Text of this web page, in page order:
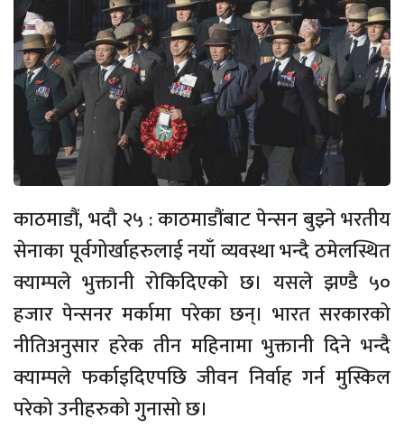
काठमाडौं, भदौ २५ : काठमाडौंबाट पेन्सन बुझ्ने भरतीय
सेनाका पूर्वगोर्खाहरुलाई नयाँ व्यवस्था भन्दै ठमेलस्थित
क्याम्पले भुक्तानी रोकिदिएको छ। यसले झण्डै ५०
हजार पेन्सनर मर्कामा परेका छन्। भारत सरकारको
नीतिअनुसार हरेक तीन महिनामा भुक्तानी दिने भन्दै
क्याम्पले फर्काइदिएपछि जीवन निर्वाह गर्न मुस्किल
परेको उनीहरुको गुनासो छ।